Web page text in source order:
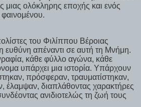
μιας ολόκληρης εποχής και ενός
του Φιλίππου Βέροιας
ευθύνη απέναντι σε αυτή τη Μνήμη.
κάθε φύλλο αγώνα, κάθε
υπάρχει μια ιστορία. Υπάρχουν
πρόσφεραν, τραυματίστηκαν,
έλαμψαν, διαπλάθοντας χαρακτήρες
ανιδιοτελώς τη ζωή τους